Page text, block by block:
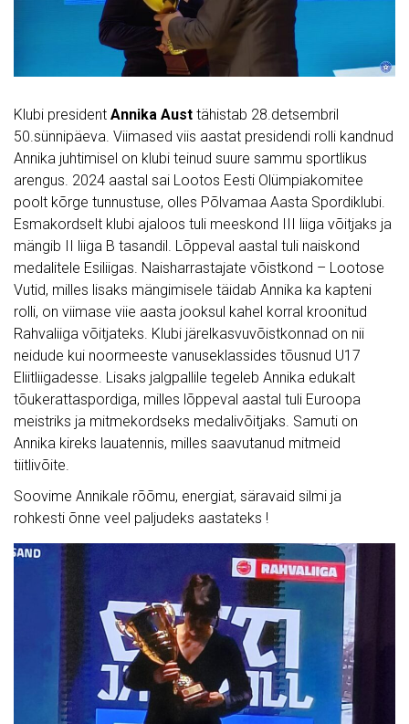
Klubi president Annika Aust tähistab 28.detsembril
50.sünnipäeva. Viimased viis aastat presidendi rolli kandnud
Annika juhtimisel on klubi teinud suure sammu sportlikus
arengus. 2024 aastal sai Lootos Eesti Olümpiakomitee
poolt kõrge tunnustuse, olles Põlvamaa Aasta Spordiklubi.
Esmakordselt klubi ajaloos tuli meeskond III liiga võitjaks ja
mängib II liiga B tasandil. Lõppeval aastal tuli naiskond
medalitele Esiliigas. Naisharrastajate võistkond – Lootose
Vutid, milles lisaks mängimisele täidab Annika ka kapteni
rolli, on viimase viie aasta jooksul kahel korral kroonitud
Rahvaliiga võitjateks. Klubi järelkasvuvõistkonnad on nii
neidude kui noormeeste vanuseklassides tõusnud U17
Eliitliigadesse. Lisaks jalgpallile tegeleb Annika edukalt
tõukerattaspordiga, milles lõppeval aastal tuli Euroopa
meistriks ja mitmekordseks medalivõitjaks. Samuti on
Annika kireks lauatennis, milles saavutanud mitmeid
tiitlivõite.
Soovime Annikale rõõmu, energiat, säravaid silmi ja
rohkesti õnne veel paljudeks aastateks !